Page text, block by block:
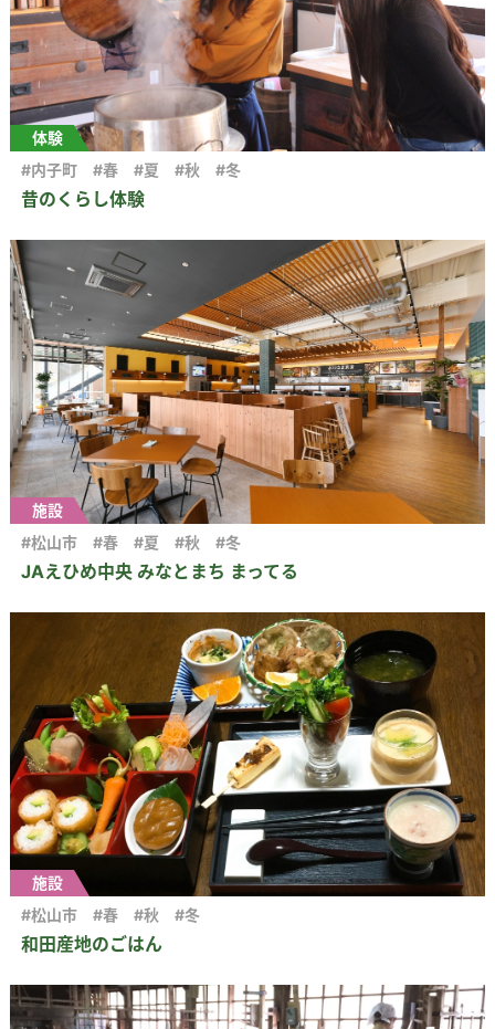
体験
昔のくらし体験
#内子町 #春 #夏 #秋 #冬
施設
JAえひめ中央 みなとまち まってる
#松山市 #春 #夏 #秋 #冬
施設
和田産地のごはん
#松山市 #春 #秋 #冬